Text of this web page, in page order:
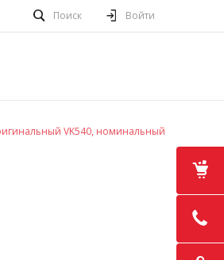
Поиск Войти
VK540, номинальный